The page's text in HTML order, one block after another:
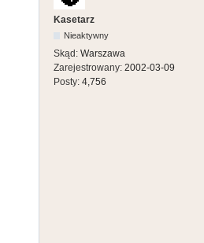
Kasetarz
Nieaktywny
Skąd: Warszawa
Zarejestrowany: 2002-03-09
Posty: 4,756